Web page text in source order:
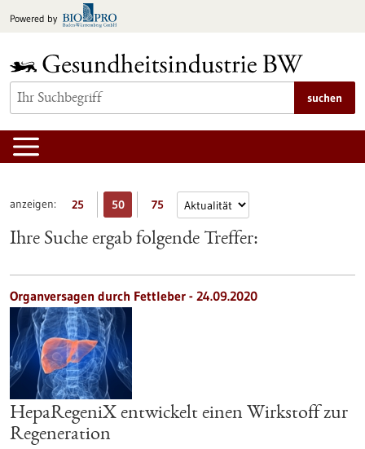
Inhalt
Powered by
suchen
anzeigen: 25 50 75
Ihre Suche ergab folgende Treffer:
Organversagen durch Fettleber - 24.09.2020
HepaRegeniX entwickelt einen Wirkstoff zur
Regeneration